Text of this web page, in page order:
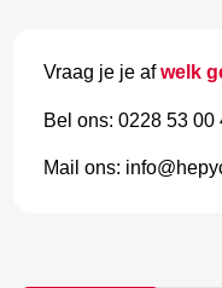
Vraag je je afwelk
Bel ons: 0228 53 00
Mail ons: